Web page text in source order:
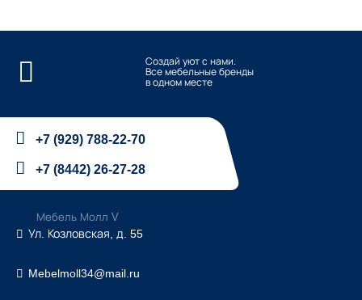
Создай уют с нами.
Все мебельные бренды
в одном месте
+7 (929) 788-22-70
+7 (8442) 26-27-28
Мебель Молл V
Ул. Козловская, д. 55
Mebelmoll34@mail.ru